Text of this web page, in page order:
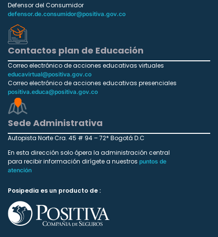
Defensor del Consumidor
defensor.de.consumidor@positiva.gov.co
Contactos plan de Educación
Correo electrónico de acciones educativas virtuales
educavirtual@positiva.gov.co
Correo electrónico de acciones educativas presenciales
positiva.educa@positiva.gov.co
Sede Administrativa
Autopista Norte Cra. 45 # 94 – 72* Bogotá D.C
En esta dirección solo ópera la administración central
para recibir información dirígete a nuestros puntos de
atención
Posipedia es un producto de :